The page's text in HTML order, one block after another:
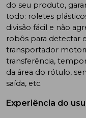
do seu produto,
todo: roletes
divisão fácil e não
robôs para detectar
transportador
transferência,
da área do rótulo,
saída, etc.
Experiência do